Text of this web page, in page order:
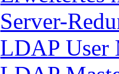
Server-
LDAP User